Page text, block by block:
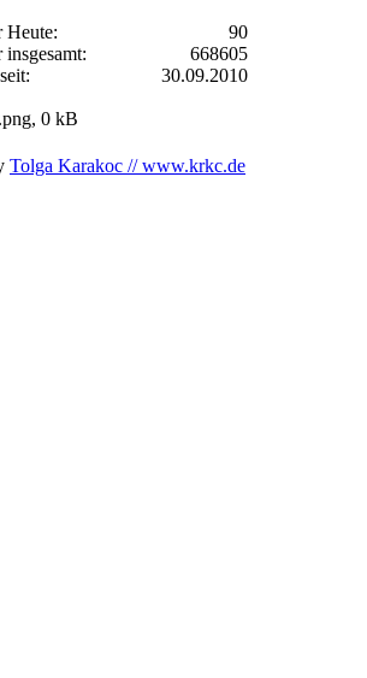
Heute:
90
insgesamt:
668605
30.09.2010
Tolga Karakoc // www.krkc.de